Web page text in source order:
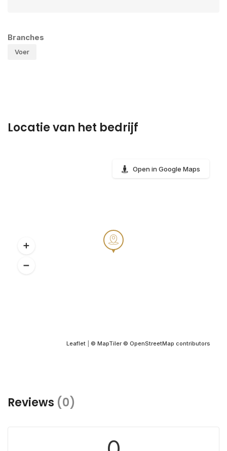
Branches
Voer
Locatie van het bedrijf
Leaflet © MapTiler © OpenStreetMap contributors
Open in Google Maps
Reviews (0)